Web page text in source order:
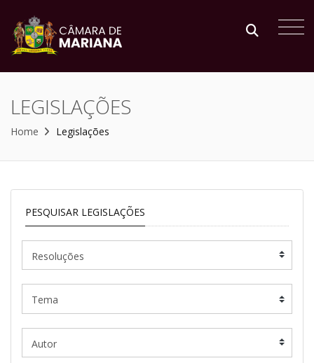
LEGISLAÇÕES
Home Legislações
PESQUISAR LEGISLAÇÕES